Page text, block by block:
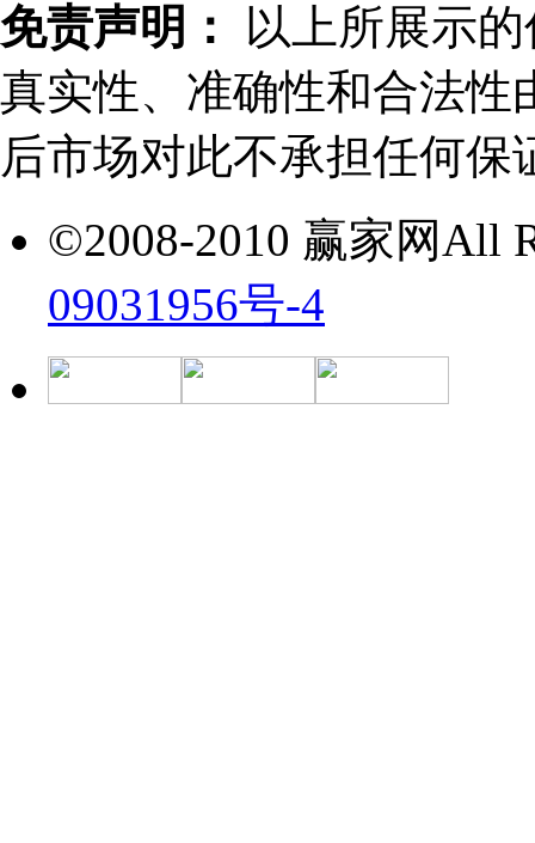
免责声明：
以上所展示
真实性、准确性和合法性
后市场对此不承担任何保
©2008-2010 赢家网All
09031956号-4